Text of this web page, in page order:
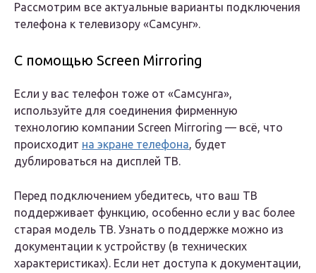
Рассмотрим все актуальные варианты подключения
телефона к телевизору «Самсунг».
С помощью Screen Mirroring
Если у вас телефон тоже от «Самсунга»,
используйте для соединения фирменную
технологию компании Screen Mirroring — всё, что
происходит на экране телефона, будет
дублироваться на дисплей ТВ.
Перед подключением убедитесь, что ваш ТВ
поддерживает функцию, особенно если у вас более
старая модель ТВ. Узнать о поддержке можно из
документации к устройству (в технических
характеристиках). Если нет доступа к документации,